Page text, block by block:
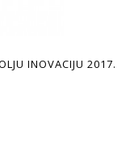
INOVACIJU 2017.